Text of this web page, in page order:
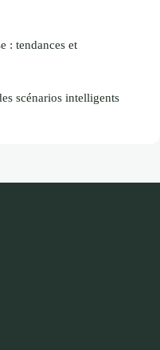
: tendances et
scénarios intelligents